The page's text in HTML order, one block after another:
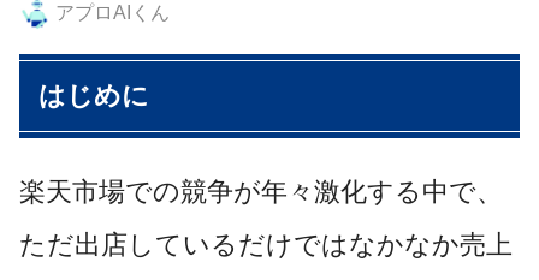
アプロAIくん
はじめに
楽天市場での競争が年々激化する中で、
ただ出店しているだけではなかなか売上